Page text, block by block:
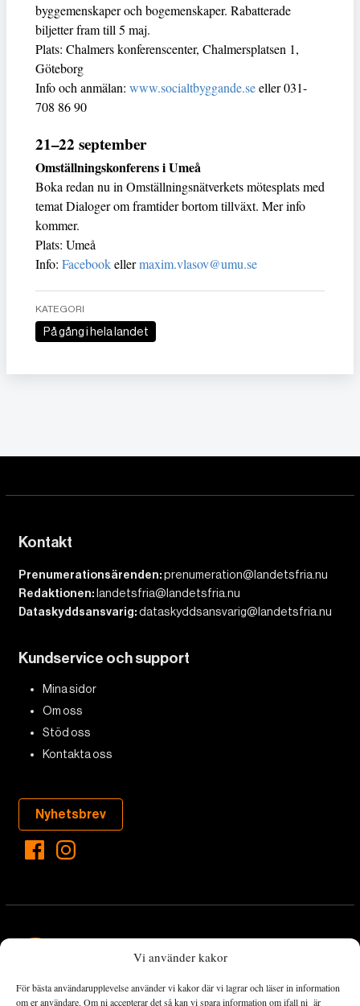
Vi använder kakor
För bästa användarupplevelse använder vi kakor där vi lagrar och läser in information
om er användare. Om ni accepterar det så kan vi spara information om ifall ni är
byggemenskaper och bogemenskaper. Rabatterade
biljetter fram till 5 maj.
Plats: Chalmers konferenscenter, Chalmersplatsen 1,
Göteborg
Info och anmälan: www.socialtbyggande.seeller 031-
708 86 90
21–22 september
Omställningskonferens i Umeå
Boka redan nu in Omställningsnätverkets mötesplats med
temat Dialoger om framtider bortom tillväxt. Mer info
kommer.
Plats: Umeå
Info: Facebookellermaxim.vlasov@umu.se
KATEGORI
På gång i hela landet
Kontakt
Prenumerationsärenden:prenumeration@landetsfria.nu
Redaktionen: landetsfria@landetsfria.nu
Dataskyddsansvarig:dataskyddsansvarig@landetsfria.nu
Kundservice och support
Mina sidor
Om oss
Stöd oss
Kontakta oss
Nyhetsbrev
Landets Fria Tidning är en nyhetstidning med bred bevakning av